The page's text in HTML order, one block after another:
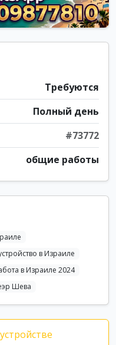
Требуются
Полный день
#73772
общие работы
в Израиле
в Израиле 2024
Шева